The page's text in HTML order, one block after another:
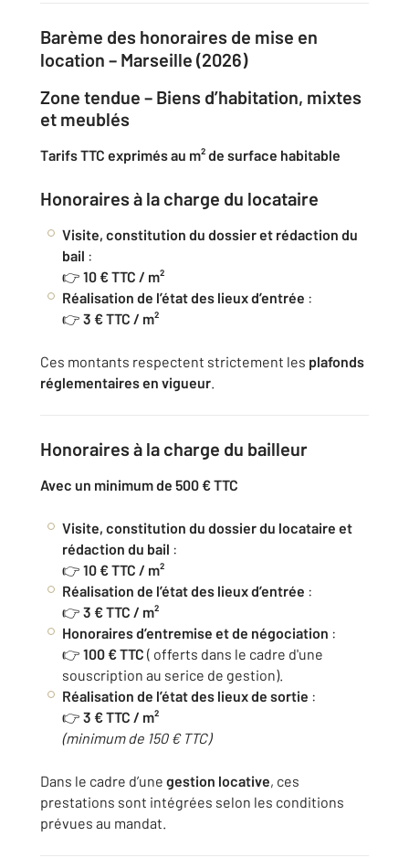
Barème des honoraires de mise en
location – Marseille (2026)
Zone tendue – Biens d’habitation, mixtes
et meublés
Tarifs TTC exprimés au m² de surface habitable
Honoraires à la charge du locataire
Visite, constitution du dossier et rédaction du
bail :
👉 10 € TTC / m²
Réalisation de l’état des lieux d’entrée :
👉 3 € TTC / m²
Ces montants respectent strictement les plafonds
réglementaires en vigueur.
Honoraires à la charge du bailleur
Avec un minimum de 500 € TTC
Visite, constitution du dossier du locataire et
rédaction du bail :
👉 10 € TTC / m²
Réalisation de l’état des lieux d’entrée :
👉 3 € TTC / m²
Honoraires d’entremise et de négociation :
👉 100 € TTC ( offerts dans le cadre d'une
souscription au serice de gestion).
Réalisation de l’état des lieux de sortie :
👉 3 € TTC / m²
(minimum de 150 € TTC)
Dans le cadre d’une gestion locative, ces
prestations sont intégrées selon les conditions
prévues au mandat.